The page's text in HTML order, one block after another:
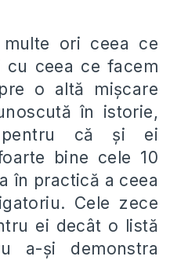
ori ceea ce
cu ceea ce facem
o altă mișcare
în istorie,
că și ei
bine cele 10
în practică a ceea
Cele zece
ei decât o listă
a-și demonstra